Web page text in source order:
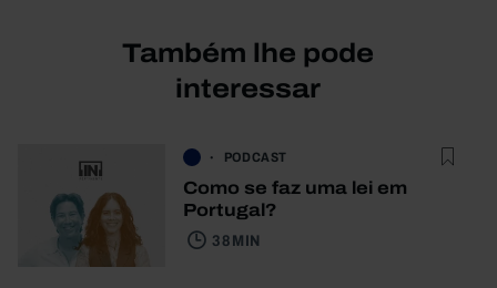
Também lhe pode
interessar
PODCAST
Como se faz uma lei em
Portugal?
38 MIN